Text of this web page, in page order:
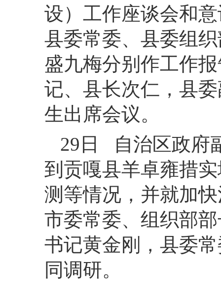
设）工作座谈会和
县委常委、县委组
盛九梅分别作工作
记、县长次仁，县
生出席会议。
29日 自治区政府
到贡嘎县羊卓雍措
测等情况，并就加
市委常委、组织部
书记黄金刚，县委
同调研。